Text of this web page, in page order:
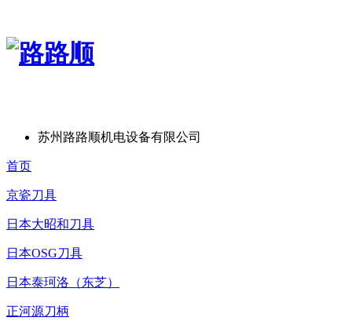
苏州路路顺机电设备有限公司
首页
京瓷刀具
日本大昭和刀具
日本OSG刀具
日本泰珂洛（东芝）
正河源刀柄